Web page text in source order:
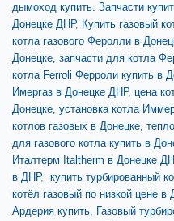
дымоход купить. Запчасти
Донецке ДНР, Купить газовый
котла газового Феролли в
Донецке, запчасти для котла
котла Ferroli Ферроли купить в
Имергаз в Донецке ДНР, цена
Донецке, установка котла
котлов газовых в Донецке,
для газового котла купить в
Италтерм Italtherm в Донецке
в ДНР, купить турбированный
котёл газовый по низкой цене в
Ардерия купить, Газовый